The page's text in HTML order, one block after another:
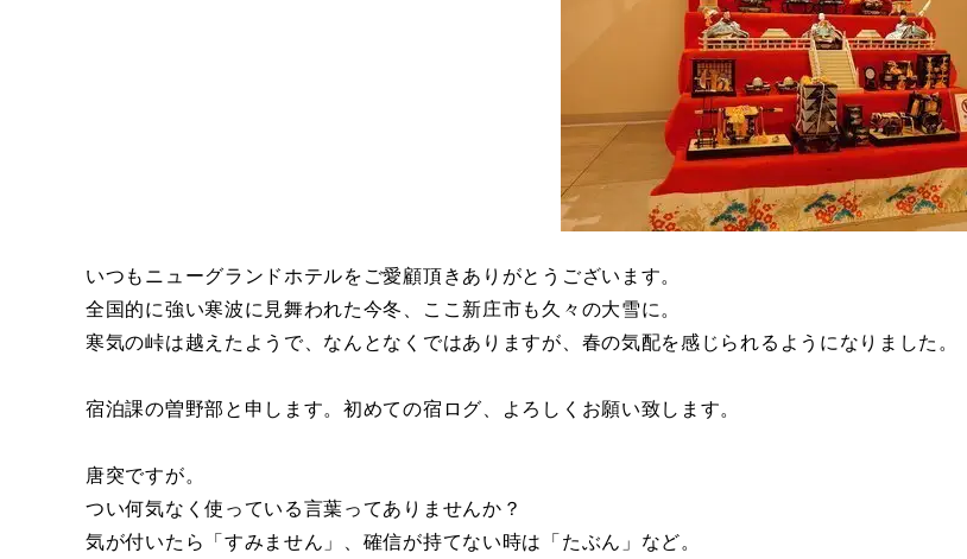
いつもニューグランドホテルをご愛顧頂きありがとうございます。
全国的に強い寒波に見舞われた今冬、ここ新庄市も久々の大雪に。
寒気の峠は越えたようで、なんとなくではありますが、春の気配を感じられるようになりました。
宿泊課の曽野部と申します。初めての宿ログ、よろしくお願い致します。
唐突ですが。
つい何気なく使っている言葉ってありませんか？
気が付いたら「すみません」、確信が持てない時は「たぶん」など。